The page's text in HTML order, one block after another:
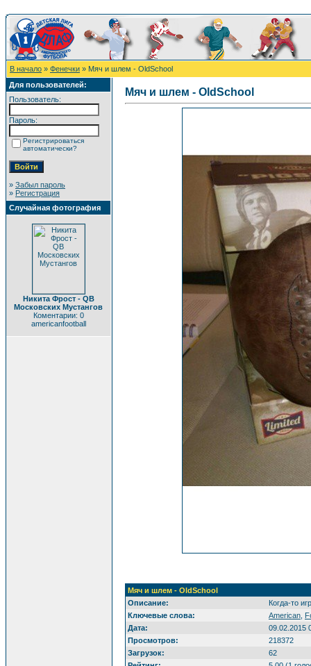
В начало » Фенечки » Мяч и шлем - OldSchool
Для пользователей:
Пользователь:
Пароль:
Регистрироваться
автоматически?
» Забыл пароль
» Регистрация
Случайная фотография
Никита Фрост - QB
Московских Мустангов
Коментарии: 0
americanfootball
Мяч и шлем - OldSchool
Мяч и шлем - OldSchool
Описание:
Когда-то
Ключевые слова:
American
Дата:
09.02.2015
Просмотров:
218372
Загрузок:
62